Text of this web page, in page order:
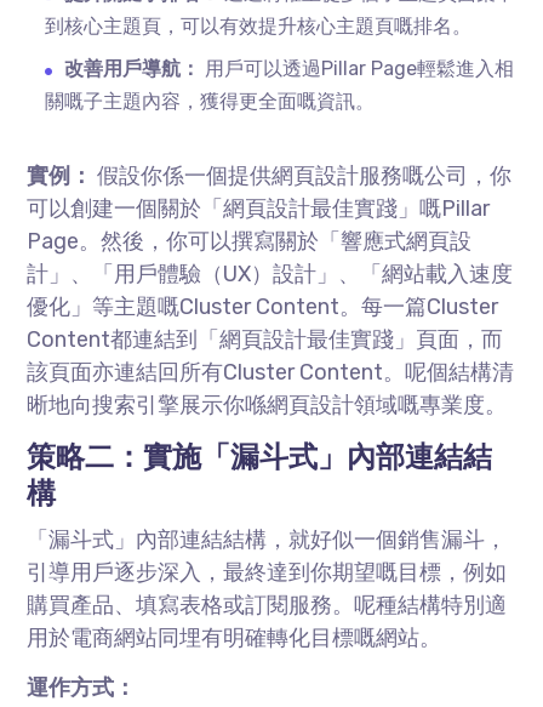
到核心主題頁，可以有效提升核心主題頁嘅排名。
改善用戶導航： 用戶可以透過Pillar Page輕鬆進入相
關嘅子主題內容，獲得更全面嘅資訊。
實例： 假設你係一個提供網頁設計服務嘅公司，你
可以創建一個關於「網頁設計最佳實踐」嘅Pillar
Page。然後，你可以撰寫關於「響應式網頁設
計」、「用戶體驗（UX）設計」、「網站載入速度
優化」等主題嘅Cluster Content。每一篇Cluster
Content都連結到「網頁設計最佳實踐」頁面，而
該頁面亦連結回所有Cluster Content。呢個結構清
晰地向搜索引擎展示你喺網頁設計領域嘅專業度。
策略二：實施「漏斗式」內部連結結
構
「漏斗式」內部連結結構，就好似一個銷售漏斗，
引導用戶逐步深入，最終達到你期望嘅目標，例如
購買產品、填寫表格或訂閱服務。呢種結構特別適
用於電商網站同埋有明確轉化目標嘅網站。
運作方式：